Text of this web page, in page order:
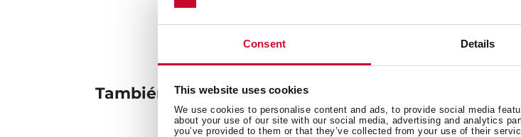
Consent Details
This website uses cookies
We use cookies to personalise content and ads, to provide social media
about your use of our site with our social media, advertising and analytics
you’ve provided to them or that they’ve collected from your use of their
También te puede interesar